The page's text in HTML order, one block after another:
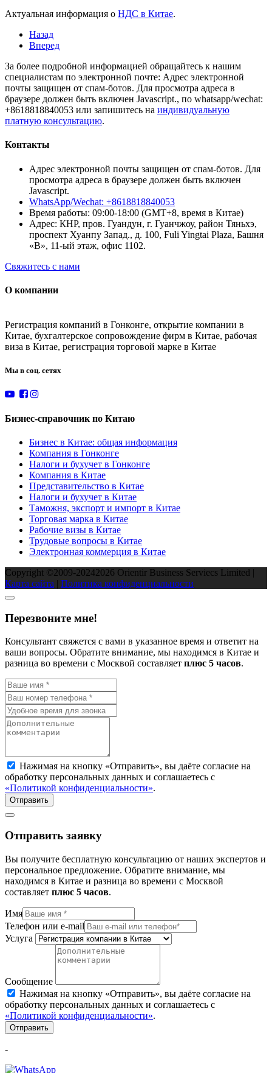
Актуальная информация о НДС в Китае.
Назад
Вперед
За более подробной информацией обращайтесь к нашим
специалистам по электронной почте: Адрес электронной
почты защищен от спам-ботов. Для просмотра адреса в
браузере должен быть включен Javascript., по whatsapp/wechat:
+8618818840053 или запишитесь на индивидуальную
платную консультацию.
Контакты
Адрес электронной почты защищен от спам-ботов. Для
просмотра адреса в браузере должен быть включен
Javascript.
WhatsApp/Wechat: +8618818840053
Время работы: 09:00-18:00 (GMT+8, время в Китае)
Адрес: КНР, пров. Гуандун, г. Гуанчжоу, район Тяньхэ,
проспект Хуанпу Запад., д. 100, Fuli Yingtai Plaza, Башня
«B», 11-ый этаж, офис 1102.
Свяжитесь с нами
О компании
Регистрация компаний в Гонконге, открытие компании в
Китае, бухгалтерское сопровождение фирм в Китае, рабочая
виза в Китае, регистрация торговой марке в Китае
Мы в соц. сетях
Бизнес-справочник по Китаю
Бизнес в Китае: общая информация
Компания в Гонконге
Налоги и бухучет в Гонконге
Компания в Китае
Представительство в Китае
Налоги и бухучет в Китае
Таможня, экспорт и импорт в Китае
Торговая марка в Китае
Рабочие визы в Китае
Трудовые вопросы в Китае
Электронная коммерция в Китае
Copyright ©2009-20242026 Orientir Business Serviecs Limited |
Карта сайта | Политика конфиденциальности
Перезвоните мне!
Консультант свяжется с вами в указанное время и ответит на
ваши вопросы. Обратите внимание, мы находимся в Китае и
разница во времени с Москвой составляет плюc 5 часов.
Нажимая на кнопку «Отправить», вы даёте согласие на
обработку персональных данных и соглашаетесь с
«Политикой конфиденциальности».
Отправить
Отправить заявку
Вы получите бесплатную консультацию от наших экспертов и
персональное предложение. Обратите внимание, мы
находимся в Китае и разница во времени с Москвой
составляет плюc 5 часов.
Имя
Телефон или e-mail
Услуга
Сообщение
Нажимая на кнопку «Отправить», вы даёте согласие на
обработку персональных данных и соглашаетесь с
«Политикой конфиденциальности».
Отправить
-